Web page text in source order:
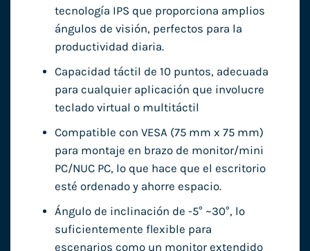
tecnología IPS que proporciona amplios
ángulos de visión, perfectos para la
productividad diaria.
Capacidad táctil de 10 puntos, adecuada
para cualquier aplicación que involucre
teclado virtual o multitáctil
Compatible con VESA (75 mm x 75 mm)
para montaje en brazo de monitor/mini
PC/NUC PC, lo que hace que el escritorio
esté ordenado y ahorre espacio.
Ángulo de inclinación de -5° ~30°, lo
suficientemente flexible para
escenarios como un monitor extendido